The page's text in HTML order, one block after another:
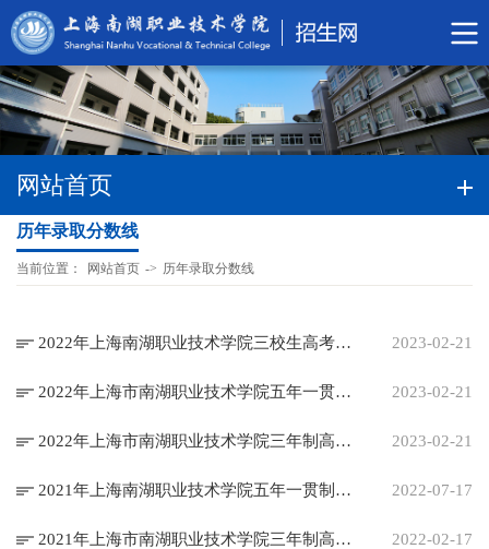
网站首页
历年录取分数线
当前位置： 网站首页 -> 历年录取分数线
2022年上海南湖职业技术学院三校生高考录取分数线 2023-02-21
2022年上海市南湖职业技术学院五年一贯制录取分数线 2023-02-21
2022年上海市南湖职业技术学院三年制高职录取分数线 2023-02-21
2021年上海南湖职业技术学院五年一贯制录取分数线 2022-07-17
2021年上海市南湖职业技术学院三年制高职录取分数线 2022-02-17